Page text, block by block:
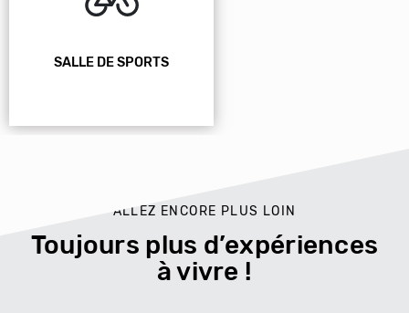
SALLE DE SPORTS
ALLEZ ENCORE PLUS LOIN
Toujours plus d’expériences
à vivre !